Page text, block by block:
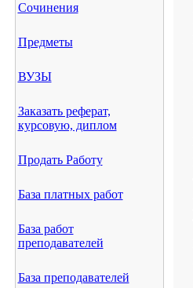
Сочинения
Предметы
ВУЗЫ
Заказать реферат,
курсовую, диплом
Продать Работу
База платных работ
База работ
преподавателей
База преподавателей